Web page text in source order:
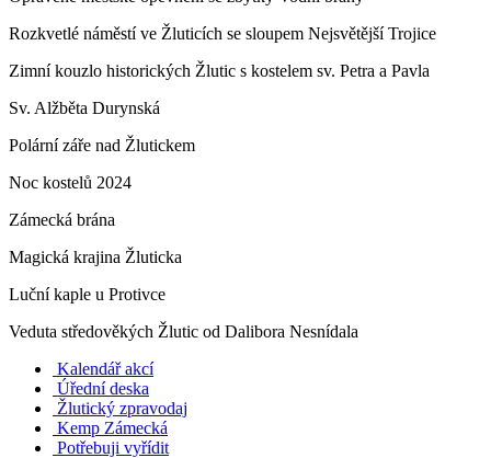
Rozkvetlé náměstí ve Žluticích se sloupem Nejsvětější Trojice
Zimní kouzlo historických Žlutic s kostelem sv. Petra a Pavla
Sv. Alžběta Durynská
Polární záře nad Žlutickem
Noc kostelů 2024
Zámecká brána
Magická krajina Žluticka
Luční kaple u Protivce
Veduta středověkých Žlutic od Dalibora Nesnídala
Kalendář akcí
Úřední deska
Žlutický zpravodaj
Kemp Zámecká
Potřebuji vyřídit